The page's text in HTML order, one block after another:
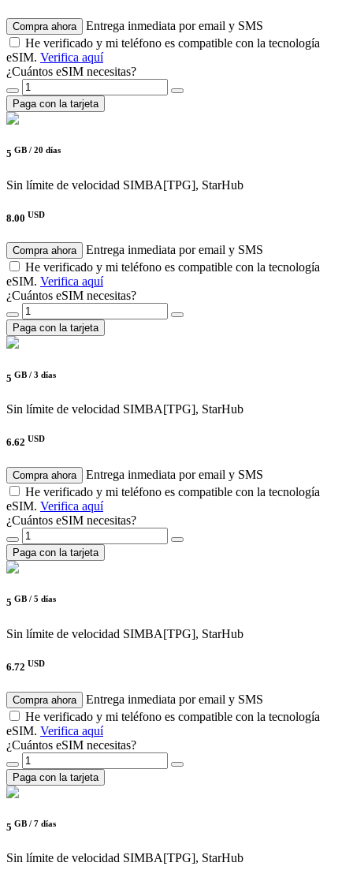
Compra ahora
Entrega inmediata por email y SMS
He verificado y mi teléfono es compatible con la tecnología
eSIM. Verifica aquí
¿Cuántos eSIM necesitas?
Paga con la tarjeta
5 GB / 20 días
Sin límite de velocidad SIMBA[TPG], StarHub
8.00 USD
Compra ahora
Entrega inmediata por email y SMS
He verificado y mi teléfono es compatible con la tecnología
eSIM. Verifica aquí
¿Cuántos eSIM necesitas?
Paga con la tarjeta
5 GB / 3 días
Sin límite de velocidad SIMBA[TPG], StarHub
6.62 USD
Compra ahora
Entrega inmediata por email y SMS
He verificado y mi teléfono es compatible con la tecnología
eSIM. Verifica aquí
¿Cuántos eSIM necesitas?
Paga con la tarjeta
5 GB / 5 días
Sin límite de velocidad SIMBA[TPG], StarHub
6.72 USD
Compra ahora
Entrega inmediata por email y SMS
He verificado y mi teléfono es compatible con la tecnología
eSIM. Verifica aquí
¿Cuántos eSIM necesitas?
Paga con la tarjeta
5 GB / 7 días
Sin límite de velocidad SIMBA[TPG], StarHub